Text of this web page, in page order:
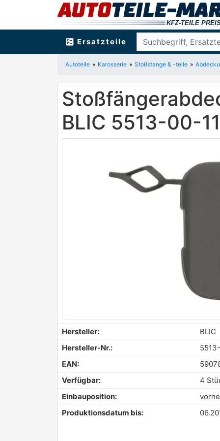
ballot Ersatzteile
Autoteile Karosserie Stoßstange & -teile
BLIC 5513-00-
Hersteller: BLIC
Hersteller-Nr.:
EAN:
Verfügbar:
4
Einbauposition:
Produktionsdatum bis: